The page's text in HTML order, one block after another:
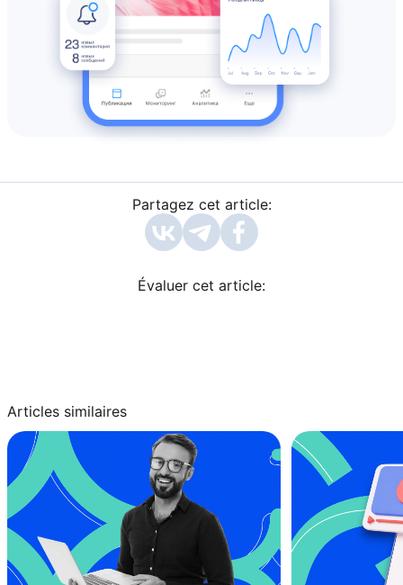
Partagez cet article:
Évaluer cet article:
Articles similaires